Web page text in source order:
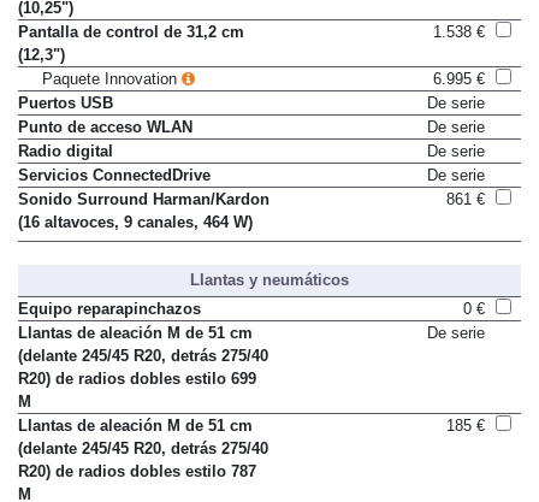
Pantalla de control de 26 cm
(10,25")
Pantalla de control de 31,2 cm
(12,3")
Paquete Innovation
6.995 €
Puertos USB
De serie
Punto de acceso WLAN
De serie
Radio digital
De serie
Servicios ConnectedDrive
De serie
Sonido Surround Harman/Kardon
(16 altavoces, 9 canales, 464 W)
Llantas y neumáticos
Equipo reparapinchazos
0 €
Llantas de aleación M de 51 cm
(delante 245/45 R20, detrás 275/40
R20) de radios dobles estilo 699
M
Llantas de aleación M de 51 cm
(delante 245/45 R20, detrás 275/40
R20) de radios dobles estilo 787